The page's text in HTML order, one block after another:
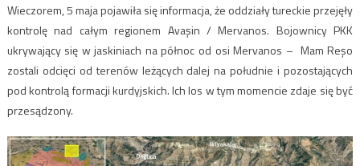
Wieczorem, 5 maja pojawiła się informacja, że oddziały tureckie przejęły
kontrolę nad całym regionem Avaşin / Mervanos. Bojownicy PKK
ukrywający się w jaskiniach na północ od osi Mervanos – Mam Reşo
zostali odcięci od terenów leżących dalej na południe i pozostających
pod kontrolą formacji kurdyjskich. Ich los w tym momencie zdaje się być
przesądzony.